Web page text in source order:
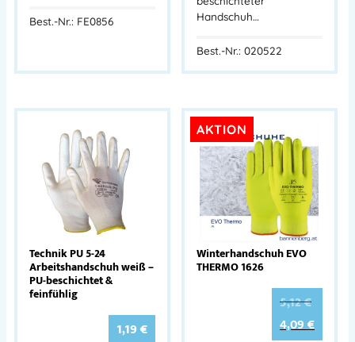
Best.-Nr.: FE0856
Handschuh…
Best.-Nr.: 020522
Technik PU 5-24
Arbeitshandschuh weiß –
PU-beschichtet &
feinfühlig
1,19€
AKTION
Winterhandschuh EVO
THERMO 1626
5,12€
4,09€